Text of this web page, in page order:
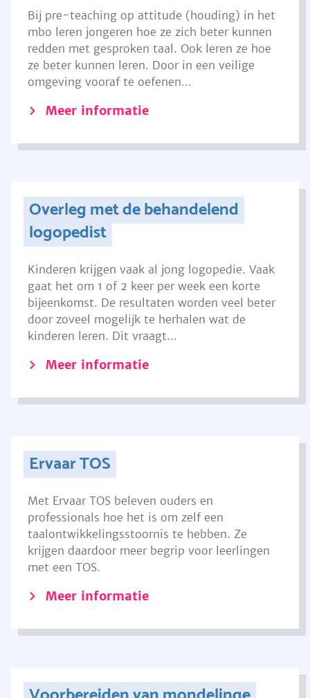
Bij pre-teaching op attitude (houding) in het
mbo leren jongeren hoe ze zich beter kunnen
redden met gesproken taal. Ook leren ze hoe
ze beter kunnen leren. Door in een veilige
omgeving vooraf te oefenen...
Meer informatie
Overleg met de behandelend
logopedist
Kinderen krijgen vaak al jong logopedie. Vaak
gaat het om 1 of 2 keer per week een korte
bijeenkomst. De resultaten worden veel beter
door zoveel mogelijk te herhalen wat de
kinderen leren. Dit vraagt...
Meer informatie
Ervaar TOS
Met Ervaar TOS beleven ouders en
professionals hoe het is om zelf een
taalontwikkelingsstoornis te hebben. Ze
krijgen daardoor meer begrip voor leerlingen
met een TOS.
Meer informatie